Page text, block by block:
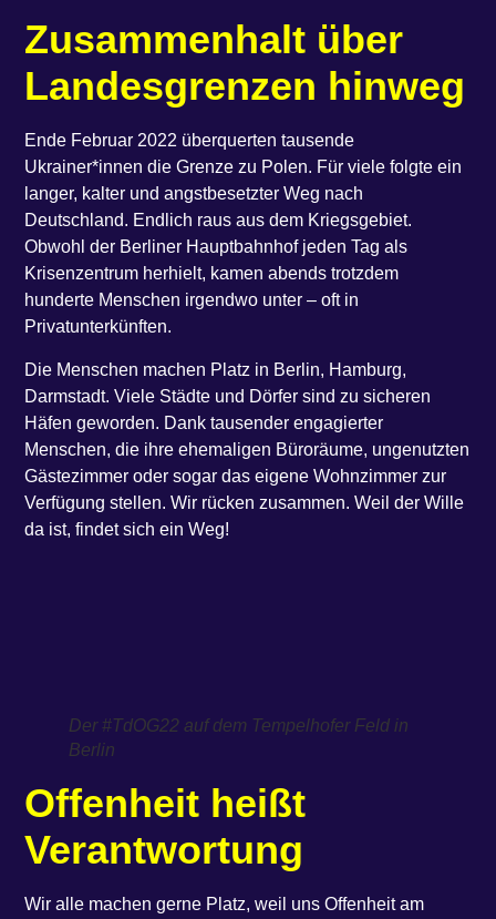
Zusammenhalt über
Landesgrenzen hinweg
Ende Februar 2022 überquerten tausende
Ukrainer*innen die Grenze zu Polen. Für viele folgte ein
langer, kalter und angstbesetzter Weg nach
Deutschland. Endlich raus aus dem Kriegsgebiet.
Obwohl der Berliner Hauptbahnhof jeden Tag als
Krisenzentrum herhielt, kamen abends trotzdem
hunderte Menschen irgendwo unter – oft in
Privatunterkünften.
Die Menschen machen Platz in Berlin, Hamburg,
Darmstadt. Viele Städte und Dörfer sind zu sicheren
Häfen geworden. Dank tausender engagierter
Menschen, die ihre ehemaligen Büroräume, ungenutzten
Gästezimmer oder sogar das eigene Wohnzimmer zur
Verfügung stellen. Wir rücken zusammen. Weil der Wille
da ist, findet sich ein Weg!
Der #TdOG22 auf dem Tempelhofer Feld in
Berlin
Offenheit heißt
Verantwortung
Wir alle machen gerne Platz, weil uns Offenheit am